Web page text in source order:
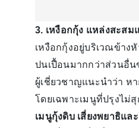
3. เหงือกกุ้ง แหล่งสะส
เหงือกกุ้งอยู่บริเวณข้าง
ปนเปื้อนมากกว่าส่วนอื่น
ผู้เชี่ยวชาญแนะนำว่า ห
โดยเฉพาะเมนูที่ปรุงไม่
เมนูกุ้งดิบ เสี่ยงพยาธิแล